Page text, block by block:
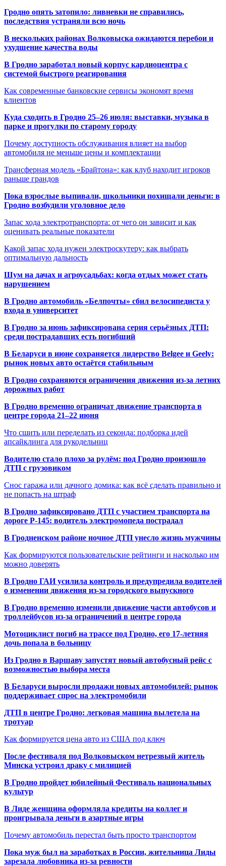
Гродно опять затопило: ливневки не справились,
последствия устраняли всю ночь
В нескольких районах Волковыска ожидаются перебои и
ухудшение качества воды
В Гродно заработал новый корпус кардиоцентра с
системой быстрого реагирования
Как современные банковские сервисы экономят время
клиентов
Куда сходить в Гродно 25–26 июля: выставки, музыка в
парке и прогулки по старому городу
Почему доступность обслуживания влияет на выбор
автомобиля не меньше цены и комплектации
Трансферная модель «Брайтона»: как клуб находит игроков
раньше грандов
Пока взрослые выпивали, школьники похищали деньги: в
Гродно возбудили уголовное дело
Запас хода электротранспорта: от чего он зависит и как
оценивать реальные показатели
Какой запас хода нужен электроскутеру: как выбрать
оптимальную дальность
Шум на дачах и агроусадьбах: когда отдых может стать
нарушением
В Гродно автомобиль «Белпочты» сбил велосипедиста у
входа в университет
В Гродно за июнь зафиксирована серия серьёзных ДТП:
среди пострадавших есть погибший
В Беларуси в июне сохраняется лидерство Belgee и Geely:
рынок новых авто остаётся стабильным
В Гродно сохраняются ограничения движения из-за летних
дорожных работ
В Гродно временно ограничат движение транспорта в
центре города 21–22 июня
Что сшить или переделать из секонда: подборка идей
апсайклинга для рукодельниц
Водителю стало плохо за рулём: под Гродно произошло
ДТП с грузовиком
Снос гаража или дачного домика: как всё сделать правильно и
не попасть на штраф
В Гродно зафиксировано ДТП с участием транспорта на
дороге Р-145: водитель электромопеда пострадал
В Гродненском районе ночное ДТП унесло жизнь мужчины
Как формируются пользовательские рейтинги и насколько им
можно доверять
В Гродно ГАИ усилила контроль и предупредила водителей
о изменении движения из-за городского выпускного
В Гродно временно изменили движение части автобусов и
троллейбусов из-за ограничений в центре города
Мотоциклист погиб на трассе под Гродно, его 17-летняя
дочь попала в больницу
Из Гродно в Варшаву запустят новый автобусный рейс с
возможностью выбора места
В Беларуси выросли продажи новых автомобилей: рынок
поддерживает спрос на электромобили
ДТП в центре Гродно: легковая машина вылетела на
тротуар
Как формируется цена авто из США под ключ
После фестиваля под Волковыском нетрезвый житель
Минска устроил драку с милицией
В Гродно пройдет юбилейный Фестиваль национальных
культур
В Лиде женщина оформляла кредиты на коллег и
проигрывала деньги в азартные игры
Почему автомобиль перестал быть просто транспортом
Пока муж был на заработках в России, жительница Лиды
зарезала любовника из-за ревности